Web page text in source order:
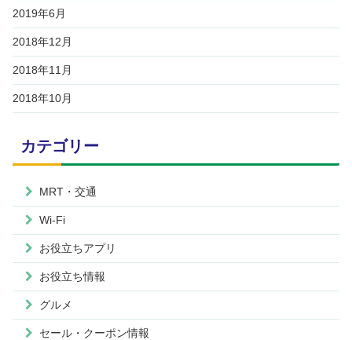
2019年6月
2018年12月
2018年11月
2018年10月
カテゴリー
MRT・交通
Wi-Fi
お役立ちアプリ
お役立ち情報
グルメ
セール・クーポン情報